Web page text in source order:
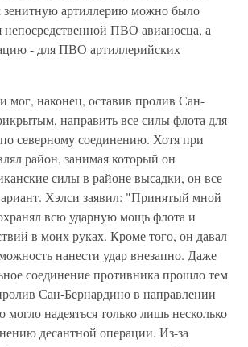
зенитную артиллерию можно было
непосредственной ПВО авианосца, а
- для ПВО артиллерийских
мог, наконец, оставив пролив Сан-
направить все силы флота для
северному соединению. Хотя при
район, занимая который он
силы в районе высадки, он все
Хэлси заявил: "Принятый мной
всю ударную мощь флота и
в моих руках. Кроме того, он давал
нанести удар внезапно. Даже
соединение противника прошло тем
Сан-Бернардино в направлении
могло надеяться только лишь несколько
десантной операции. Из-за